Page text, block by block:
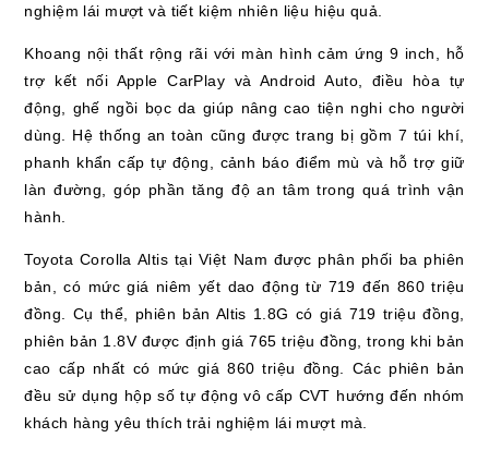
nghiệm lái mượt và tiết kiệm nhiên liệu hiệu quả.
Khoang nội thất rộng rãi với màn hình cảm ứng 9 inch, hỗ
trợ kết nối Apple CarPlay và Android Auto, điều hòa tự
động, ghế ngồi bọc da giúp nâng cao tiện nghi cho người
dùng. Hệ thống an toàn cũng được trang bị gồm 7 túi khí,
phanh khẩn cấp tự động, cảnh báo điểm mù và hỗ trợ giữ
làn đường, góp phần tăng độ an tâm trong quá trình vận
hành.
Toyota Corolla Altis tại Việt Nam được phân phối ba phiên
bản, có mức giá niêm yết dao động từ 719 đến 860 triệu
đồng. Cụ thể, phiên bản Altis 1.8G có giá 719 triệu đồng,
phiên bản 1.8V được định giá 765 triệu đồng, trong khi bản
cao cấp nhất có mức giá 860 triệu đồng. Các phiên bản
đều sử dụng hộp số tự động vô cấp CVT hướng đến nhóm
khách hàng yêu thích trải nghiệm lái mượt mà.